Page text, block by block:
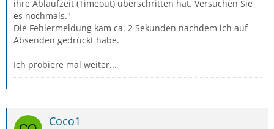
ihre Ablaufzeit (Timeout) überschritten hat. Versuchen Sie
es nochmals."
Die Fehlermeldung kam ca. 2 Sekunden nachdem ich auf
Absenden gedrückt habe.
Ich probiere mal weiter...
Coco1